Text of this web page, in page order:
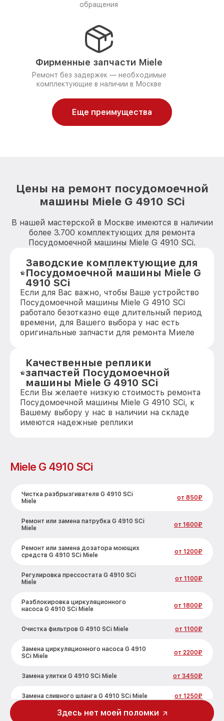
обращения
Фирменные запчасти Miele
Ремонт без задержек — необходимые
комплектующие в наличии в Москве
Еще преимущества
Цены на ремонт посудомоечной
машины Miele G 4910 SCi
В нашей мастерской в Москве имеются в наличии
более 3.700 комплектующих для ремонта
Посудомоечной машины Miele G 4910 SCi.
Заводские комплектующие для
Посудомоечной машины Miele G
4910 SCi
Если для Вас важно, чтобы Ваше устройство
Посудомоечной машины Miele G 4910 SCi
работало безотказно еще длительный период
времени, для Вашего выбора у нас есть
оригинальные запчасти для ремонта Миеле
Качественные реплики
запчастей Посудомоечной
машины Miele G 4910 SCi
Если Вы желаете низкую стоимость ремонта
Посудомоечной машины Miele G 4910 SCi, к
Вашему выбору у нас в наличии на складе
имеются надежные реплики
Miele G 4910 SCi
Чистка разбрызгивателя G 4910 SCi
Miele
от 850₽
Ремонт или замена патрубка G 4910 SCi
Miele
от 1600₽
Ремонт или замена дозатора моющих
средств G 4910 SCi Miele
от 1200₽
Регулировка прессостата G 4910 SCi
Miele
от 1100₽
Разблокировка циркуляционного
насоса G 4910 SCi Miele
от 1800₽
Очистка фильтров G 4910 SCi Miele от 1100₽
Замена циркуляционного насоса G 4910
SCi Miele
от 2200₽
Замена улитки G 4910 SCi Miele от 3450₽
Замена сливного шланга G 4910 SCi Miele от 1250₽
Замена сливного насоса G 4910 SCi Miele
Здесь нет моей поломки